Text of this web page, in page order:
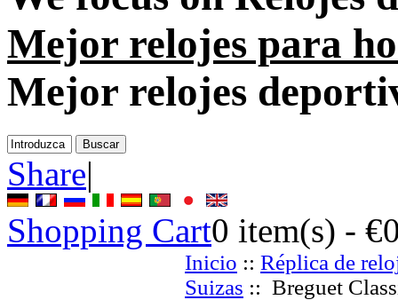
Mejor relojes para
Mejor relojes
Share|
Shopping Cart0 item(s) -
Inicio :: Réplica de
Suizas :: Breguet